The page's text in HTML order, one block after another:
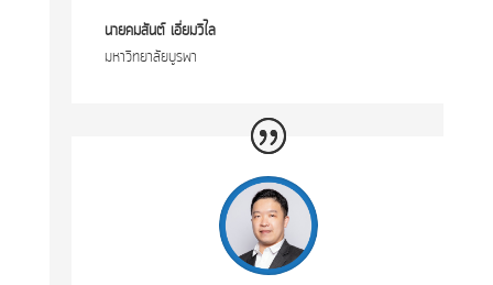
นายคมสันต์ เอี่ยมวิไล
มหาวิทยาลัยบูรพา